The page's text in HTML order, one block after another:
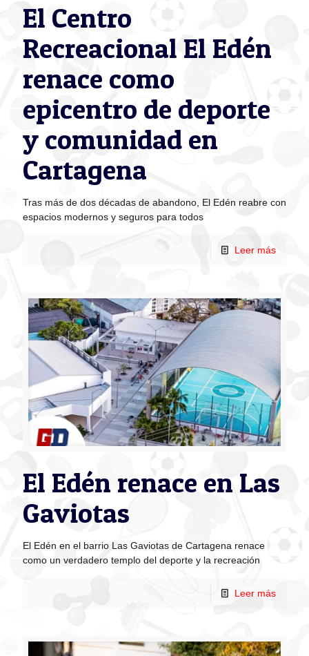
El Centro
Recreacional El Edén
renace como
epicentro de deporte
y comunidad en
Cartagena
Tras más de dos décadas de abandono, El Edén reabre con
espacios modernos y seguros para todos
Leer más
El Edén renace en Las
Gaviotas
El Edén en el barrio Las Gaviotas de Cartagena renace
como un verdadero templo del deporte y la recreación
Leer más